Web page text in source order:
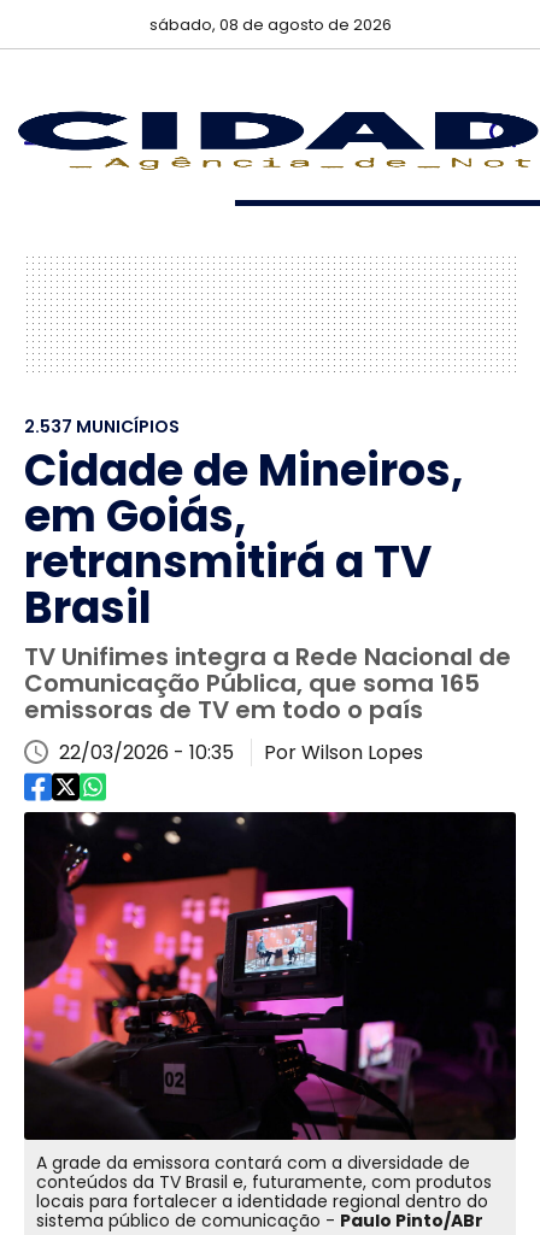
sábado, 08 de agosto de 2026
2.537 MUNICÍPIOS
Cidade de Mineiros,
em Goiás,
retransmitirá a TV
Brasil
TV Unifimes integra a Rede Nacional de
Comunicação Pública, que soma 165
emissoras de TV em todo o país
22/03/2026 - 10:35 Por Wilson Lopes
A grade da emissora contará com a diversidade de
conteúdos da TV Brasil e, futuramente, com produtos
locais para fortalecer a identidade regional dentro do
sistema público de comunicação - Paulo Pinto/ABr